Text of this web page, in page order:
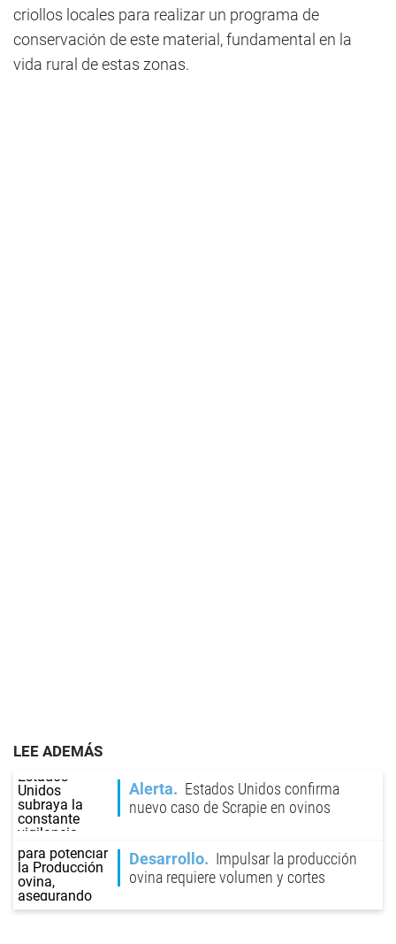
criollos locales para realizar un programa de
conservación de este material, fundamental en la
vida rural de estas zonas.
LEE ADEMÁS
Alerta
Estados Unidos confirma
nuevo caso de Scrapie en ovinos
Desarrollo
Impulsar la producción
ovina requiere volumen y cortes